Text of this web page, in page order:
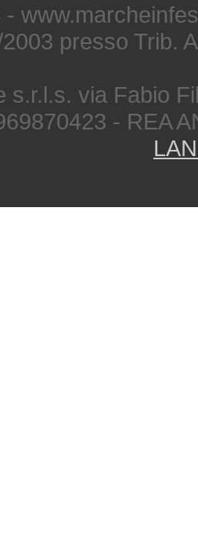
presso Trib.
s.r.l.s. via Fabio
- REA